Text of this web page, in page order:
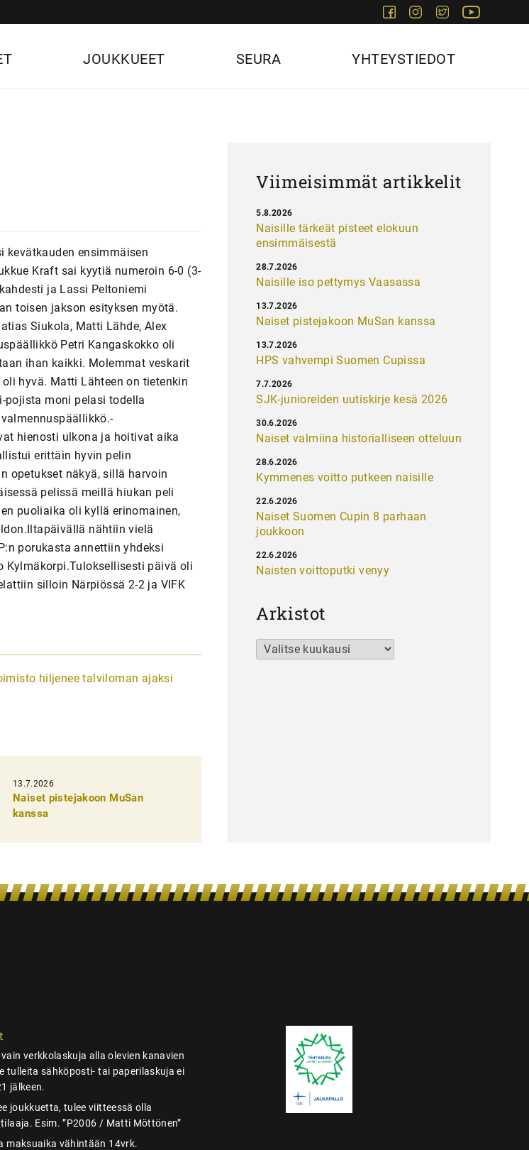
FacebookInstagram
Twitter
JOUKKUEET SEURA YHTEYSTIEDOT
kevätkauden ensimmäisen
Kraft sai kyytiä numeroin 6-0 (3-
ja Lassi Peltoniemi
toisen jakson esityksen myötä.
Siukola, Matti Lähde, Alex
Petri Kangaskokko oli
ihan kaikki. Molemmat veskarit
hyvä. Matti Lähteen on tietenkin
pojista moni pelasi todella
hienosti ulkona ja hoitivat aika
erittäin hyvin pelin
opetukset näkyä, sillä harvoin
pelissä meillä hiukan peli
puoliaika oli kyllä erinomainen,
nähtiin vielä
porukasta annettiin yhdeksi
päivä oli
silloin Närpiössä 2-2 ja VIFK
hiljenee talviloman ajaksi
13.7.2026
Naiset pistejakoon MuSan
kanssa
Viimeisimmät artikkelit
Naisille tärkeät pisteet elokuun
ensimmäisestä
5.8.2026
Naisille iso pettymys Vaasassa
28.7.2026
Naiset pistejakoon MuSan kanssa
13.7.2026
HPS vahvempi Suomen Cupissa
13.7.2026
SJK-junioreiden uutiskirje kesä 2026
7.7.2026
Naiset valmiina historialliseen otteluun
30.6.2026
Kymmenes voitto putkeen naisille
28.6.2026
Naiset Suomen Cupin 8 parhaan
joukkoon
22.6.2026
Naisten voittoputki venyy
22.6.2026
Arkistot
Arkistot
verkkolaskuja alla olevien kanavien
tulleita sähköposti- tai paperilaskuja ei
jälkeen.
joukkuetta, tulee viitteessä olla
Esim. ”P2006 / Matti Möttönen”
maksuaika vähintään 14vrk.